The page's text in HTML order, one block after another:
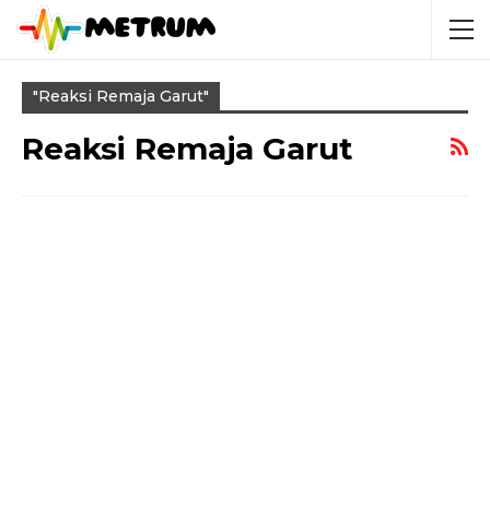
"reaksi Remaja Garut"
Reaksi Remaja Garut